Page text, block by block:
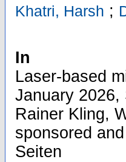
Khatri, Harsh ;
In
Laser-based
January
Rainer Kling,
sponsored
Seiten